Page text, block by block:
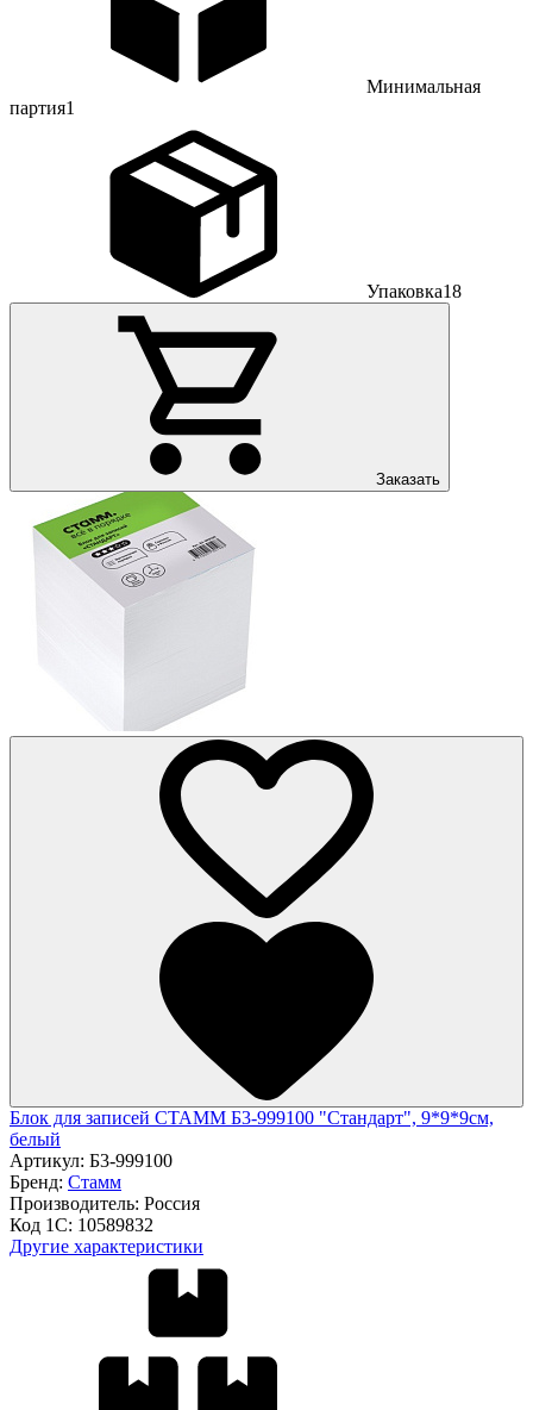
Минимальная
партия1
Упаковка18
Заказать
Блок для записей СТАММ Б3-999100 "Стандарт", 9*9*9см,
белый
Артикул: Б3-999100
Бренд: Стамм
Производитель: Россия
Код 1С: 10589832
Другие характеристики